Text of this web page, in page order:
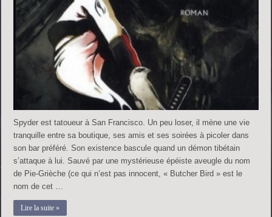
Spyder est tatoueur à San Francisco. Un peu loser, il mène une vie
tranquille entre sa boutique, ses amis et ses soirées à picoler dans
son bar préféré. Son existence bascule quand un démon tibétain
s’attaque à lui. Sauvé par une mystérieuse épéiste aveugle du nom
de Pie-Grièche (ce qui n’est pas innocent, « Butcher Bird » est le
nom de cet …
Lire la suite »